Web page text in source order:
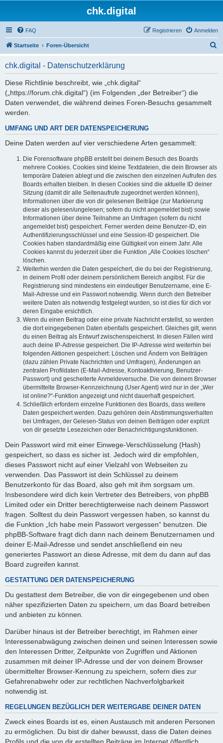
chk.digital
FAQ Anmelden
Registrieren
Startseite Foren-Übersicht
chk.digital - Datenschutzerklärung
Diese Richtlinie beschreibt, wie „chk.digital“
(„https://forum.chk.digital“) (im Folgenden „der Betreiber“) die
Daten verwendet, die während deines Foren-Besuchs gesammelt
werden.
UMFANG UND ART DER DATENSPEICHERUNG
Deine Daten werden auf vier verschiedene Arten gesammelt:
Die Forensoftware phpBB erstellt bei deinem Besuch des Boards
mehrere Cookies. Cookies sind kleine Textdateien, die dein Browser als
temporäre Dateien ablegt und die zwischen den einzelnen Aufrufen des
Boards erhalten bleiben. In diesen Cookies sind die aktuelle ID deiner
Sitzung (damit dir alle Seitenaufrufe zugeordnet werden können),
Informationen über die von dir gelesenen Beiträge (zur Markierung
dieser als gelesen/ungelesen; sofern du nicht angemeldet bist) sowie
Informationen über deine Teilnahme an Umfragen (sofern du nicht
angemeldet bist) gespeichert. Ferner werden deine Benutzer-ID, ein
Authentifizierungsschlüssel und eine Session-ID gespeichert. Die
Cookies haben standardmäßig eine Gültigkeit von einem Jahr. Alle
Cookies kannst du jederzeit über die Funktion „Alle Cookies löschen“
löschen.
Weiterhin werden die Daten gespeichert, die du bei der Registrierung,
in deinem Profil oder deinem persönlichem Bereich angibst. Für die
Registrierung sind mindestens ein eindeutiger Benutzername, eine E-
Mail-Adresse und ein Passwort notwendig. Wenn durch den Betreiber
weitere Daten als notwendig festgelegt wurden, so ist dies für dich vor
deren Eingabe ersichtlich.
Wenn du einen Beitrag oder eine private Nachricht erstellst, so werden
die dort eingegebenen Daten ebenfalls gespeichert. Gleiches gilt, wenn
du einen Beitrag als Entwurf zwischenspeicherst. In diesen Fällen wird
auch deine IP-Adresse gespeichert. Die IP-Adresse wird weiterhin bei
folgenden Aktionen gespeichert: Löschen und Ändern von Beiträgen
(dazu zählen Private Nachrichten und Umfragen), Änderungen an
zentralen Profildaten (E-Mail-Adresse, Kontoaktivierung, Benutzer-
Passwort) und gescheiterte Anmeldeversuche. Die von deinem Browser
übermittelte Browser-Kennzeichnung (User Agent) wird nur in der „Wer
ist online?“-Funktion angezeigt und nicht dauerhaft gespeichert.
Schließlich erfordern einzelne Funktionen des Boards, dass weitere
Daten gespeichert werden. Dazu gehören dein Abstimmungsverhalten
bei Umfragen, der Gelesen-Status von deinen Beiträgen oder explizit
von dir gesetzte Lesezeichen oder Benachrichtigungsfunktionen.
Dein Passwort wird mit einer Einwege-Verschlüsselung (Hash)
gespeichert, so dass es sicher ist. Jedoch wird dir empfohlen,
dieses Passwort nicht auf einer Vielzahl von Webseiten zu
verwenden. Das Passwort ist dein Schlüssel zu deinem
Benutzerkonto für das Board, also geh mit ihm sorgsam um.
Insbesondere wird dich kein Vertreter des Betreibers, von phpBB
Limited oder ein Dritter berechtigterweise nach deinem Passwort
fragen. Solltest du dein Passwort vergessen haben, so kannst du
die Funktion „Ich habe mein Passwort vergessen“ benutzen. Die
phpBB-Software fragt dich dann nach deinem Benutzernamen und
deiner E-Mail-Adresse und sendet anschließend ein neu
generiertes Passwort an diese Adresse, mit dem du dann auf das
Board zugreifen kannst.
GESTATTUNG DER DATENSPEICHERUNG
Du gestattest dem Betreiber, die von dir eingegebenen und oben
näher spezifizierten Daten zu speichern, um das Board betreiben
und anbieten zu können.
Darüber hinaus ist der Betreiber berechtigt, im Rahmen einer
Interessenabwägung zwischen deinen und seinen Interessen sowie
den Interessen Dritter, Zeitpunkte von Zugriffen und Aktionen
zusammen mit deiner IP-Adresse und der von deinem Browser
übermittelter Browser-Kennung zu speichern, sofern dies zur
Gefahrenabwehr oder zur rechtlichen Nachverfolgbarkeit
notwendig ist.
REGELUNGEN BEZÜGLICH DER WEITERGABE DEINER DATEN
Zweck eines Boards ist es, einen Austausch mit anderen Personen
zu ermöglichen. Du bist dir daher bewusst, dass die Daten deines
Profils und die von dir erstellten Beiträge im Internet öffentlich